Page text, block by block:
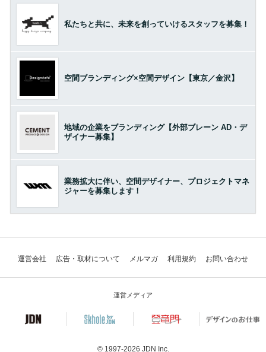
私たちと共に、未来を創っていけるスタッフを募集！
空間ブランディング×空間デザイン【東京／金沢】
地域の企業をブランディング【外部ブレーン AD・デ
ザイナー募集】
業務拡大に伴い、空間デザイナー、プロジェクトマネ
ジャーを募集します！
運営会社 広告・取材について メルマガ 利用規約 お問い合わせ
運営メディア
© 1997-2026 JDN Inc.